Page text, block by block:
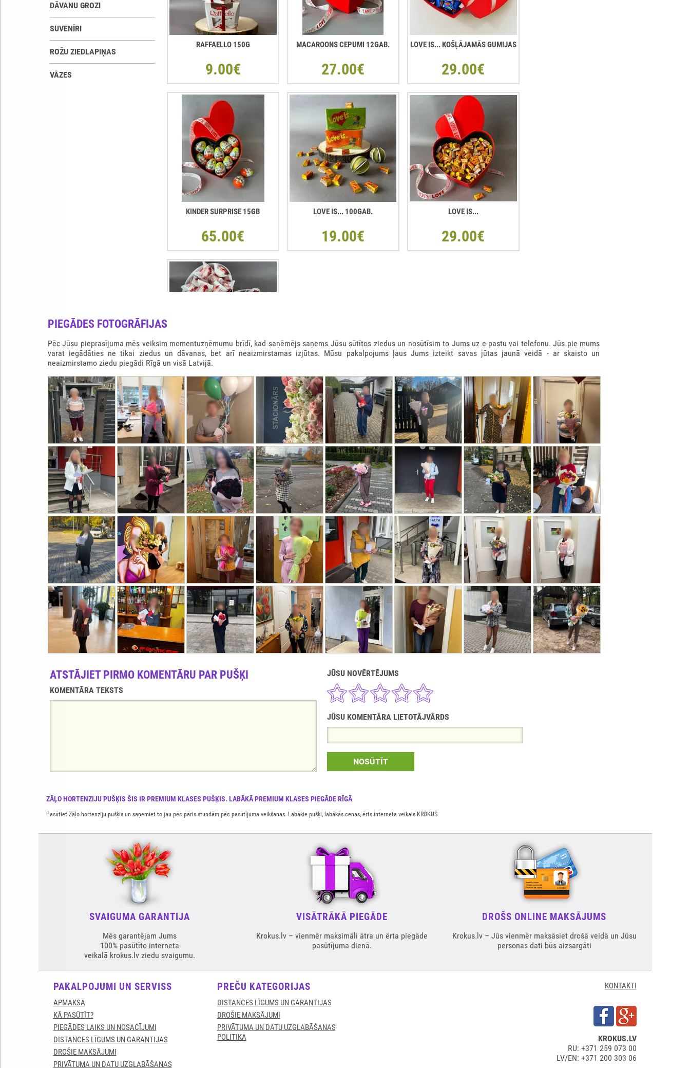
ZĀĻO HORTENZIJU PUŠĶIS ŠIS IR PREMIUM KLASES PUŠĶIS. LABĀKĀ PREMIUM KLASES PIEGĀDE RĪGĀ
Pasūtiet Zāļo hortenziju pušķis un saņemiet to jau pēc pāris stundām pēc pasūtījuma veikšanas. Labākie pušķi, labākās cenas, ērts interneta veikals KROKUS
DĀVANU GROZI
SUVENĪRI
ROŽU ZIEDLAPIŅAS
VĀZES
RAFFAELLO 150G
9.00€
MACAROONS CEPUMI 12GAB.
27.00€
LOVE IS... KOŠĻĀJAMĀS GUMIJAS
29.00€
KINDER SURPRISE 15GB
65.00€
LOVE IS... 100GAB.
19.00€
LOVE IS...
29.00€
RAFFAELLO SIRDS KASTE 900GR
65.00€
PIEGĀDES FOTOGRĀFIJAS
Pēc Jūsu pieprasījuma mēs veiksim momentuzņēmumu brīdī, kad saņēmējs saņems Jūsu sūtītos ziedus un nosūtīsim to Jums uz e-pastu vai telefonu. Jūs pie mums
varat iegādāties ne tikai ziedus un dāvanas, bet arī neaizmirstamas izjūtas. Mūsu pakalpojums ļaus Jums izteikt savas jūtas jaunā veidā - ar skaisto un
neaizmirstamo ziedu piegādi Rīgā un visā Latvijā.
ATSTĀJIET PIRMO KOMENTĀRU PAR PUŠĶI
KOMENTĀRA TEKSTS
JŪSU NOVĒRTĒJUMS
JŪSU KOMENTĀRA LIETOTĀJVĀRDS
NOSŪTĪT
SVAIGUMA GARANTIJA
Mēs garantējam Jums
100% pasūtīto interneta
veikalā krokus.lv ziedu svaigumu.
VISĀTRĀKĀ PIEGĀDE
Krokus.lv – vienmēr maksimāli ātra un ērta piegāde
pasūtījuma dienā.
DROŠS ONLINE MAKSĀJUMS
Krokus.lv – Jūs vienmēr maksāsiet drošā veidā un Jūsu
personas dati būs aizsargāti
PAKALPOJUMI UN SERVISS
APMAKSA
KĀ PASŪTĪT?
PIEGĀDES LAIKS UN NOSACĪJUMI
DISTANCES LĪGUMS UN GARANTIJAS
DROŠIE MAKSĀJUMI
PRIVĀTUMA UN DATU UZGLABĀŠANAS
PREČU KATEGORIJAS
DISTANCES LĪGUMS UN GARANTIJAS
DROŠIE MAKSĀJUMI
PRIVĀTUMA UN DATU UZGLABĀŠANAS
POLITIKA
KONTAKTI
KROKUS.LV
RU: +371 259 073 00
LV/EN: +371 200 303 06